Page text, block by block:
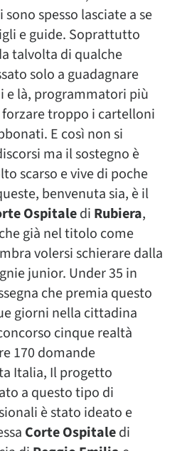
spesso lasciate a se
e guide. Soprattutto
talvolta di qualche
solo a guadagnare
e là, programmatori più
troppo i cartelloni
E così non si
ma il sostegno è
scarso e vive di poche
benvenuta sia, è il
Ospitaledi Rubiera,
che già nel titolo come
volersi schierare dalla
junior. Under 35 in
che premia questo
giorni nella cittadina
cinque realtà
170 domande
Italia, Il progetto
a questo tipo di
è stato ideato e
Corte Ospitaledi